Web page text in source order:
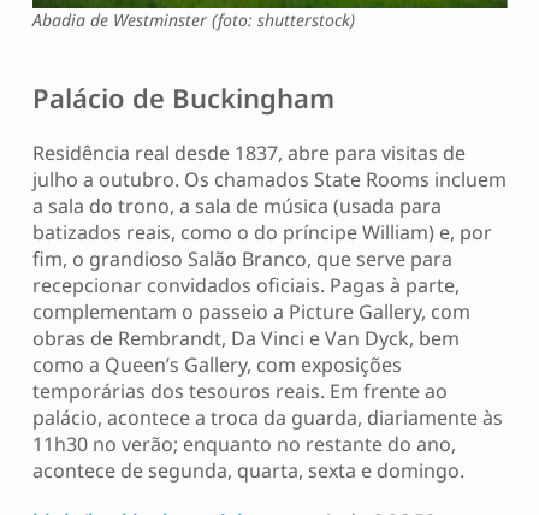
Abadia de Westminster (foto: shutterstock)
Palácio de Buckingham
Residência real desde 1837, abre para visitas de
julho a outubro. Os chamados State Rooms incluem
a sala do trono, a sala de música (usada para
batizados reais, como o do príncipe William) e, por
fim, o grandioso Salão Branco, que serve para
recepcionar convidados oficiais. Pagas à parte,
complementam o passeio a Picture Gallery, com
obras de Rembrandt, Da Vinci e Van Dyck, bem
como a Queen’s Gallery, com exposições
temporárias dos tesouros reais. Em frente ao
palácio, acontece a troca da guarda, diariamente às
11h30 no verão; enquanto no restante do ano,
acontece de segunda, quarta, sexta e domingo.